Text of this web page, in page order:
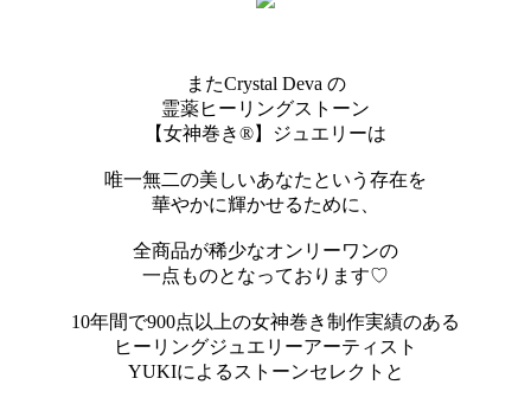
またCrystal Deva の
霊薬ヒーリングストーン
【女神巻き®】ジュエリーは
唯一無二の美しいあなたという存在を
華やかに輝かせるために、
全商品が稀少なオンリーワンの
一点ものとなっております♡
10年間で900点以上の女神巻き制作実績のある
ヒーリングジュエリーアーティスト
YUKIによるストーンセレクトと